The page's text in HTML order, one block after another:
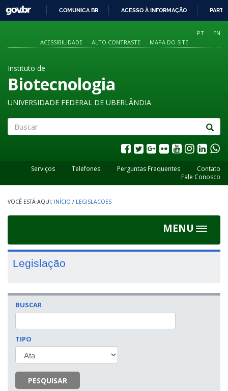
O
CONTEÚDO
GOVBR
COMUNICA BR ACESSO À INFORMAÇÃO
PT
EN
ACESSIBILIDADE
ALTO CONTRASTE MAPA DO SITE
Instituto de
Biotecnologia
UNIVERSIDADE FEDERAL DE UBERLÂNDIA
Serviços Telefones Perguntas Frequentes
Contato
Fale Conosco
INÍCIO / LEGISLACOES
MENU
Toggle
Legislação
BUSCAR
TIPO
PESQUISAR